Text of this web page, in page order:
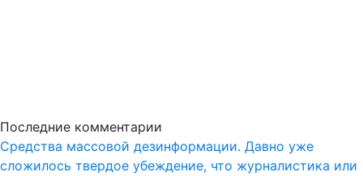
Последние комментарии
Средства массовой дезинформации. Давно уже
сложилось твердое убеждение, что журналистика или